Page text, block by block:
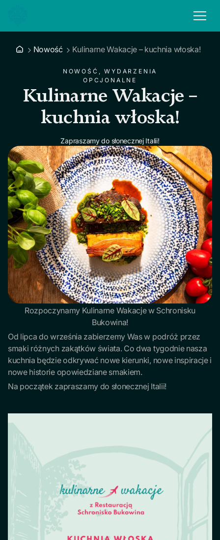
Nowość Kulinarne Wakacje – kuchnia włoska!
NOWOŚĆ, WYDARZENIA
OPCJONALNE
Kulinarne Wakacje –
kuchnia włoska!
Zapraszamy do słonecznej Italii!
Rozpoczynamy Kulinarne Wakacje w Schronisku
Bukowina!
Od lipca do września zabierzemy Was w podróż przez
smaki różnych zakątków świata. Co dwa tygodnie nasza
kuchnia będzie odkrywać nowe kierunki, nowe inspiracje i
nowe historie opowiedziane smakiem.
Na początek zapraszamy do słonecznej Italii!